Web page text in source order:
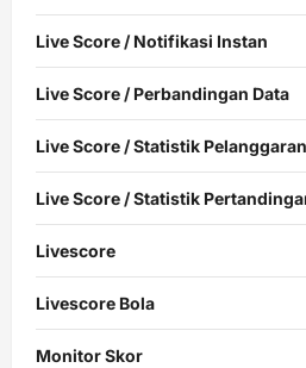
Live Score / Notifikasi Instan
Live Score / Perbandingan Data
Live Score / Statistik Pelanggaran
Live Score / Statistik
Livescore
Livescore Bola
Monitor Skor